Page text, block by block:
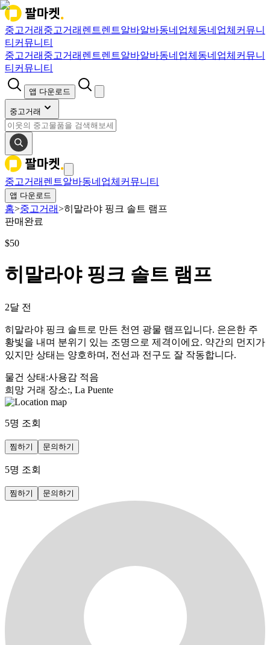
중고거래 중고거래 렌트렌트알바알바동네업체 동네업체 커뮤니
티 커뮤니티
중고거래 중고거래 렌트렌트알바알바동네업체 동네업체 커뮤니
티 커뮤니티
앱 다운로드
중고거래
중고거래 렌트알바동네업체 커뮤니티
앱 다운로드
홈>중고거래>히말라야 핑크 솔트 램프
판매완료
$50
히말라야 핑크 솔트 램프
2달 전
히말라야 핑크 솔트로 만든 천연 광물 램프입니다. 은은한 주
황빛을 내며 분위기 있는 조명으로 제격이에요. 약간의 먼지가
있지만 상태는 양호하며, 전선과 전구도 잘 작동합니다.
물건 상태 :사용감 적음
희망 거래 장소:, La Puente
5명 조회
찜하기 문의하기
5명 조회
찜하기 문의하기